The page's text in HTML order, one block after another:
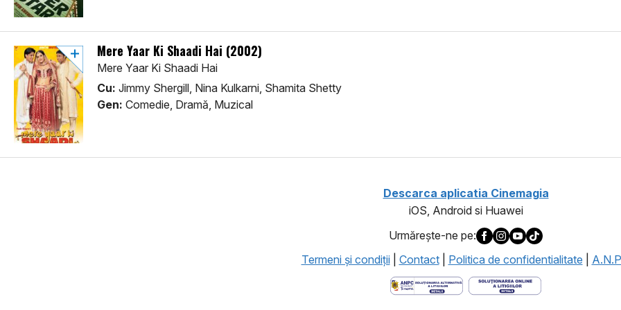
Mere Yaar Ki Shaadi Hai (2002)
Mere Yaar Ki Shaadi Hai
Cu: Jimmy Shergill, Nina Kulkarni, Shamita Shetty
Gen: Comedie, Dramă, Muzical
Descarca aplicatia Cinemagia
iOS, Android si Huawei
Urmăreşte-ne pe:
Termeni şi condiţii| Contact| Politica de confidentialitate